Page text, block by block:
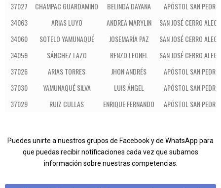
37027
CHAMPAC GUARDAMINO BELINDA DAYANA
APÓSTOL SAN
34063
ARIAS LUYO ANDREA MARYLIN
SAN JOSÉ CERRO
34060
SOTELO YAMUNAQUÉ JOSEMARÍA PAZ
SAN JOSÉ CERRO
34059
SÁNCHEZ LAZO RENZO LEONEL
SAN JOSÉ CERRO
37026
ARIAS TORRES JHON ANDRÉS
APÓSTOL SAN
37030
YAMUNAQUÉ SILVA LUIS ÁNGEL
APÓSTOL SAN
37029
RUIZ CULLAS ENRIQUE FERNANDO APÓSTOL SAN
Puedes unirte a nuestros grupos de Facebook y de WhatsApp para
que puedas recibir notificaciones cada vez que subamos
información sobre nuestras competencias.